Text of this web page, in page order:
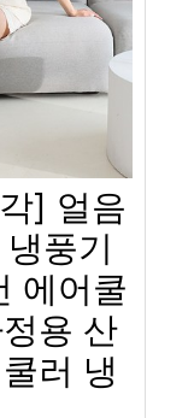
] 얼음
풍기
에어쿨
용 산
러 냉